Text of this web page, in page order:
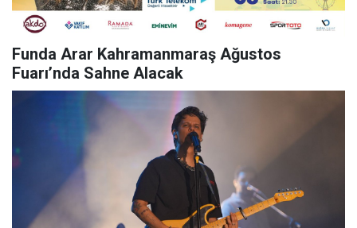
Funda Arar Kahramanmaraş Ağustos
Fuarı’nda Sahne Alacak